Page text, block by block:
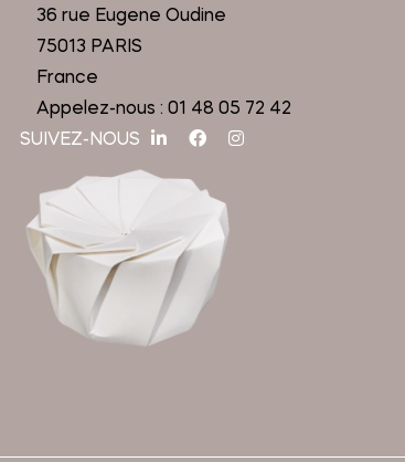
36 rue Eugene Oudine
75013 PARIS
France
Appelez-nous : 01 48 05 72 42
SUIVEZ-NOUS